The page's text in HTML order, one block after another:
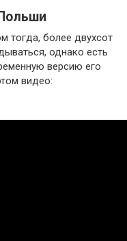
тогда, более двухсот
однако есть
версию его
видео: